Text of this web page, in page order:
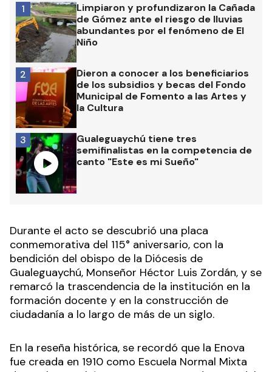
Limpiaron y profundizaron la Cañada
de Gómez ante el riesgo de lluvias
abundantes por el fenómeno de El
Niño
1
Dieron a conocer a los beneficiarios
de los subsidios y becas del Fondo
Municipal de Fomento a las Artes y
la Cultura
2
Gualeguaychú tiene tres
semifinalistas en la competencia de
canto "Este es mi Sueño"
3
Durante el acto se descubrió una placa
conmemorativa del 115° aniversario, con la
bendición del obispo de la Diócesis de
Gualeguaychú, Monseñor Héctor Luis Zordán, y se
remarcó la trascendencia de la institución en la
formación docente y en la construcción de
ciudadanía a lo largo de más de un siglo.
En la reseña histórica, se recordó que la Enova
fue creada en 1910 como Escuela Normal Mixta